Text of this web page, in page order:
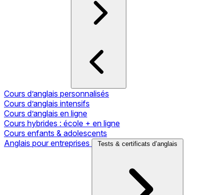
Cours d’anglais personnalisés
Cours d’anglais intensifs
Cours d’anglais en ligne
Cours hybrides : école + en ligne
Cours enfants & adolescents
Anglais pour entreprises
Tests & certificats d’anglais